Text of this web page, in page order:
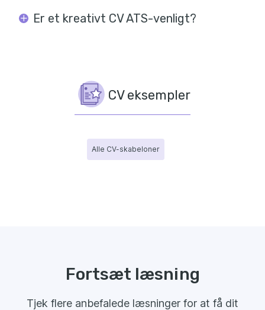
Er et kreativt CV ATS-venligt?
CV eksempler
Alle CV-skabeloner
Fortsæt læsning
Tjek flere anbefalede læsninger for at få dit